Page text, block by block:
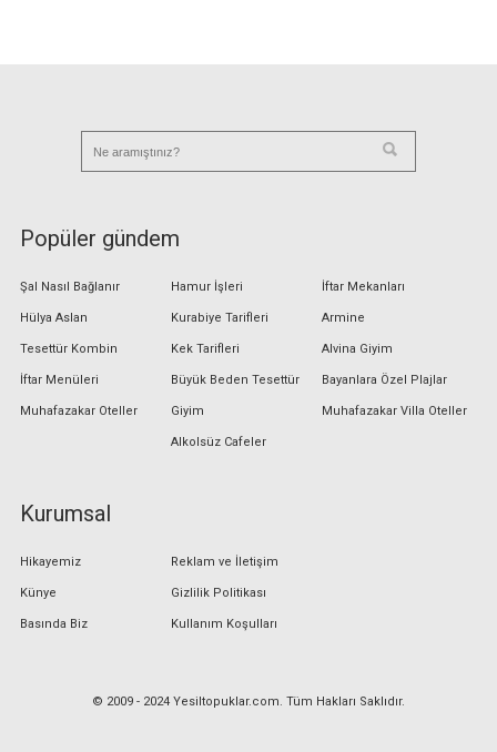
Popüler gündem
Şal Nasıl Bağlanır
Hülya Aslan
Tesettür Kombin
İftar Menüleri
Muhafazakar Oteller
Hamur İşleri
Kurabiye Tarifleri
Kek Tarifleri
Büyük Beden Tesettür
Giyim
Alkolsüz Cafeler
İftar Mekanları
Armine
Alvina Giyim
Bayanlara Özel Plajlar
Muhafazakar Villa Oteller
Kurumsal
Hikayemiz
Künye
Basında Biz
Reklam ve İletişim
Gizlilik Politikası
Kullanım Koşulları
© 2009 - 2024 Yesiltopuklar.com. Tüm Hakları Saklıdır.